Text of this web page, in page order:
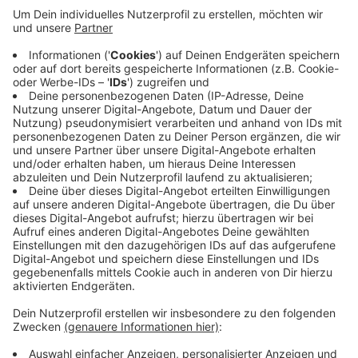
Die Stadt Dülmen sieht aufgrund der jüngsten
Rechtsentscheidungen keinen Spielraum auch die
Geschäfte weiter außerhalb an der Halterner- und der
Münsterstraße einzubeziehen. Nur Geschäfte, die
unmittelbar an Feste grenzen, dürften öffnen. In
diesem Jahr gilt allerdings noch der Kompromiss mit
der Gewerkschaft Verdi. Das heisst beim
Kartoffelmarkt jetzt am Wochenende, während der
Viktorkirmes im Oktober und im Advent öffnen auch
noch die Geschäfte außerhalb der Innenstadt
Anzeige